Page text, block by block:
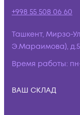
+998 55 508 06 60
Ташкент, Мирзо-
Э.Мараимова),
Время работы:
ВАШ СКЛАД